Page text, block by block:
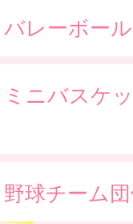
バレーボー
ミニバスケ
野球チーム